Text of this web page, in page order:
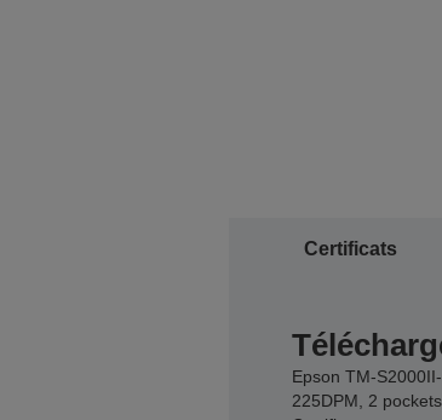
Certificats
Epson TM-
225DPM, 2